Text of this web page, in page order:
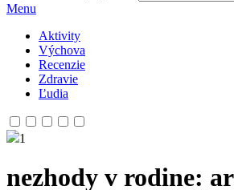
Menu
Aktivity
Výchova
Recenzie
Zdravie
Ľudia
1
nezhody v rodine: